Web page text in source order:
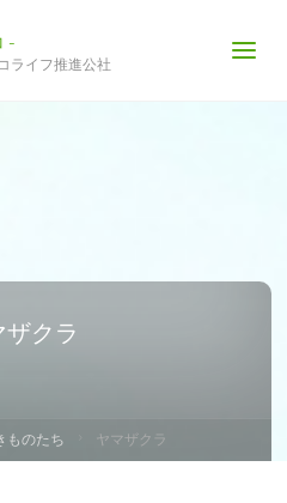
-
ライフ推進公社
ザクラ
ものたち ヤマザクラ